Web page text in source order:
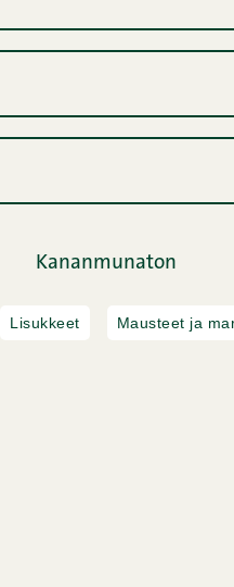
Kananmunaton
Lisukkeet Mausteet ja